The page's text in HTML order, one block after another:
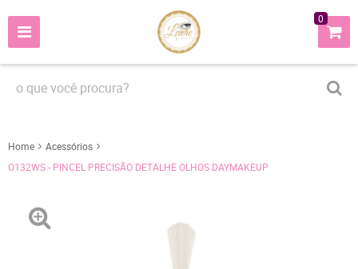
0
Home
Acessórios
O132WS - PINCEL PRECISÃO DETALHE OLHOS DAYMAKEUP